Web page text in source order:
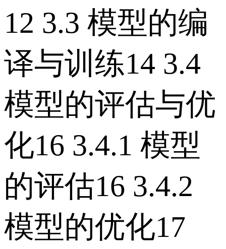
12 3.3 模型的编
译与训练14 3.4
模型的评估与优
化16 3.4.1 模型
的评估16 3.4.2
模型的优化17